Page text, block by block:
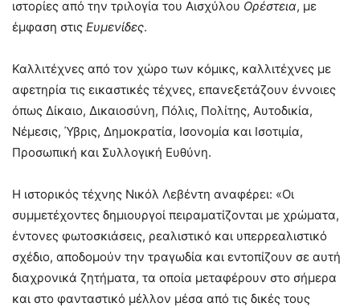
ιστορίες από την τριλογία του Αισχύλου Ορέστεια, με
έμφαση στις Ευμενίδες.
Καλλιτέχνες από τον χώρο των κόμικς, καλλιτέχνες με
αφετηρία τις εικαστικές τέχνες, επανεξετάζουν έννοιες
όπως Δίκαιο, Δικαιοσύνη, Πόλις, Πολίτης, Αυτοδικία,
Νέμεσις, Ύβρις, Δημοκρατία, Ισονομία και Ισοτιμία,
Προσωπική και Συλλογική Ευθύνη.
Η ιστορικός τέχνης Νικόλ Λεβέντη αναφέρει: «Οι
συμμετέχοντες δημιουργοί πειραματίζονται με χρώματα,
έντονες φωτοσκιάσεις, ρεαλιστικό και υπερρεαλιστικό
σχέδιο, αποδομούν την τραγωδία και εντοπίζουν σε αυτή
διαχρονικά ζητήματα, τα οποία μεταφέρουν στο σήμερα
και στο φανταστικό μέλλον μέσα από τις δικές τους